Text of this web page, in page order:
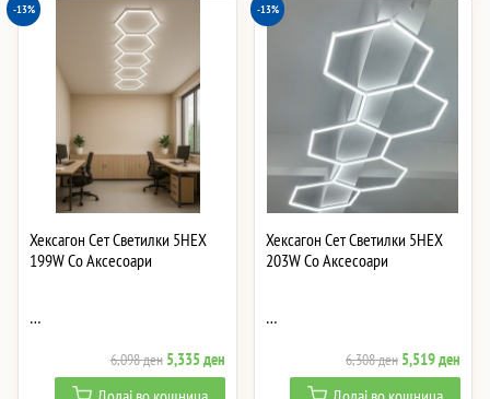
-13%
Хексагон Сет Светилки 5HEX
199W Со Аксесоари
…
6,098ден Original
price
5,335денCurrent
price
-13%
Хексагон Сет Светилки 5HEX
203W Со Аксесоари
…
6,308ден Original
price
5,519ден
price